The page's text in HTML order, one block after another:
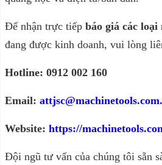
Để nhận trực tiếp báo giá các
đang được kinh doanh, vui lòng
Hotline: 0912 002 160
Email:
Website: https://
Đội ngũ tư vấn của chúng tôi sẵn